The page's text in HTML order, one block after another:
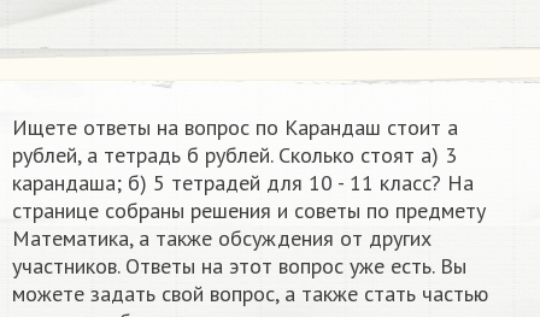
Ищете ответы на вопрос по Карандаш стоит а
рублей, а тетрадь б рублей. Сколько стоят а) 3
карандаша; б) 5 тетрадей для 10 - 11 класс? На
странице собраны решения и советы по предмету
Математика, а также обсуждения от других
участников. Ответы на этот вопрос уже есть. Вы
можете задать свой вопрос, а также стать частью